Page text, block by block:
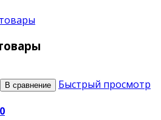
В сравнение Быстрый просмотр